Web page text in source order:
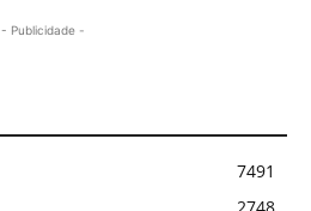
- Publicidade -
7491